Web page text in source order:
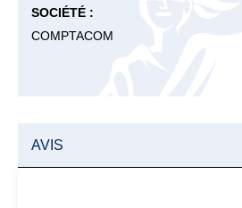
SOCIÉTÉ :
COMPTACOM
AVIS